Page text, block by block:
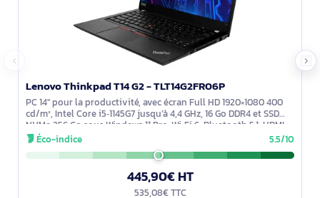
Lenovo Thinkpad T14 G2 - TLT14G2FR06P
PC 14'' pour la productivité, avec écran Full HD 1920×1080 400
cd/m², Intel Core i5‑1145G7 jusqu’à 4,4 GHz, 16 Go DDR4 et SSD
NVMe 256 Go sous Windows 11 Pro. Wi‑Fi 6, Bluetooth 5.1, HDMI
2.0,Éco-indice 5.5/10
445,90€ HT
535,08€ TTC